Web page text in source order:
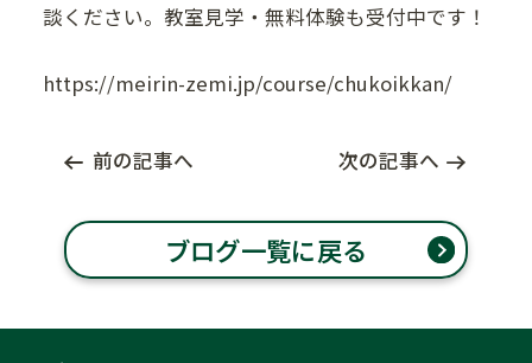
談ください。教室見学・無料体験も受付中です！
https://meirin-zemi.jp/course/chukoikkan/
前の記事へ 次の記事へ
ブログ一覧に戻る